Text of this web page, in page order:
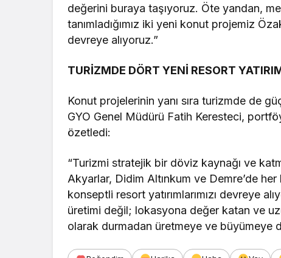
değerini buraya taşıyoruz. Öte yandan,
tanımladığımız iki yeni konut projemiz
devreye alıyoruz.”
TURİZMDE DÖRT YENİ RESORT
Konut projelerinin yanı sıra turizmde de
GYO Genel Müdürü Fatih Keresteci,
özetledi:
“Turizmi stratejik bir döviz kaynağı ve
Akyarlar, Didim Altınkum ve Demre’de
konseptli resort yatırımlarımızı devreye
üretimi değil; lokasyona değer katan ve
olarak durmadan üretmeye ve büyümeye